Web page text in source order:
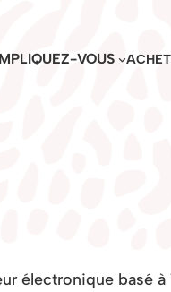
VOUS
électronique basé